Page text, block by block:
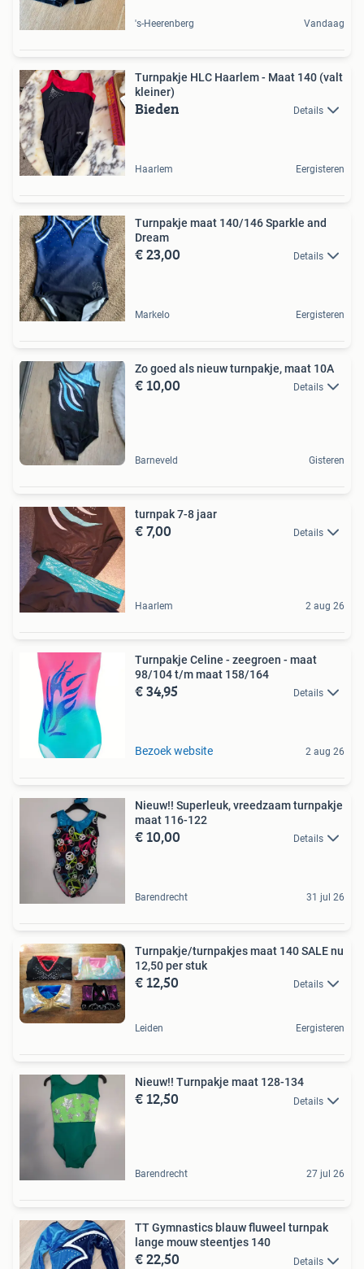
's-Heerenberg Vandaag
Turnpakje HLC Haarlem - Maat 140 (valt
kleiner)
Bieden Details
Haarlem Eergisteren
Turnpakje maat 140/146 Sparkle and
Dream
€ 23,00 Details
Markelo Eergisteren
Zo goed als nieuw turnpakje, maat 10A
€ 10,00 Details
Barneveld Gisteren
turnpak 7-8 jaar
€ 7,00 Details
Haarlem 2 aug 26
Turnpakje Celine - zeegroen - maat
98/104 t/m maat 158/164
€ 34,95 Details
Bezoek website 2 aug 26
Nieuw!! Superleuk, vreedzaam turnpakje
maat 116-122
€ 10,00 Details
Barendrecht 31 jul 26
Turnpakje/turnpakjes maat 140 SALE nu
12,50 per stuk
€ 12,50 Details
Leiden Eergisteren
Nieuw!! Turnpakje maat 128-134
€ 12,50 Details
Barendrecht 27 jul 26
TT Gymnastics blauw fluweel turnpak
lange mouw steentjes 140
€ 22,50 Details